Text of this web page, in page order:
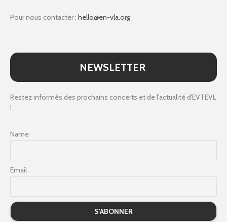
Pour nous contacter : hello@en-vla.org
NEWSLETTER
Restez informés des prochains concerts et de l'actualité d'EVTEVL
!
Name
Email